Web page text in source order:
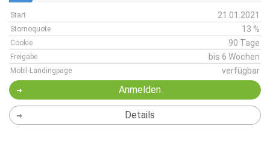
Start 21.01.2021
Stornoquote 13 %
Cookie 90 Tage
Freigabe bis 6 Wochen
Mobil-Landingpage verfügbar
Anmelden
Details